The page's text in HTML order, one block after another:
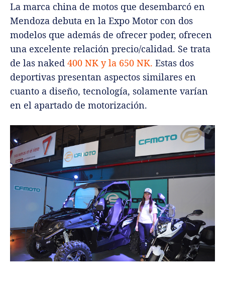
La marca china de motos que desembarcó en
Mendoza debuta en la Expo Motor con dos
modelos que además de ofrecer poder, ofrecen
una excelente relación precio/calidad. Se trata
de las naked 400 NK y la 650 NK. Estas dos
deportivas presentan aspectos similares en
cuanto a diseño, tecnología, solamente varían
en el apartado de motorización.